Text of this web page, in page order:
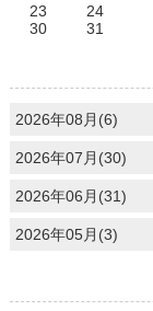
23
24
30
31
2026年08月(6)
2026年07月(30)
2026年06月(31)
2026年05月(3)